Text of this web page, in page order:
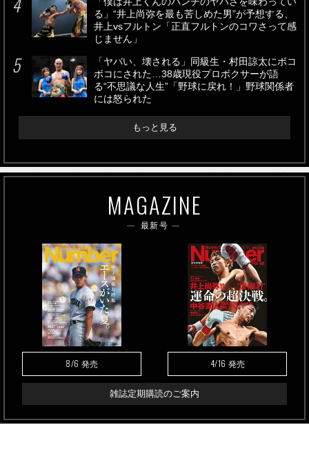
る」“井上尚弥を最も苦しめた男”が予想する、
井上vsフルトン「正直フルトンのコワさって感
じません」
「ヤバい、壊される」同級生・村田諒太にボコ
ボコにされた…38歳現役プロボクサーが語
る“不思議な人生”「野球に戻れ！」野球関係者
には怒られた
もっと見る
MAGAZINE
最新号
8/6 発売 4/16 発売
雑誌定期購読のご案内